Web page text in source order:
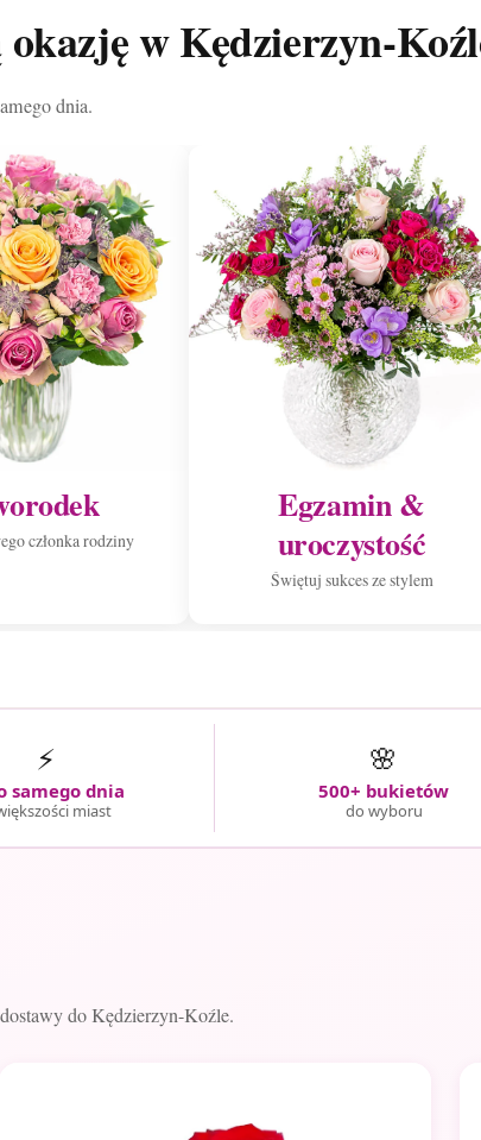
w Kędzierzyn-
dnia.
członka rodziny
Egzamin &
uroczystość
Świętuj sukces ze stylem
⚡
samego dnia
miast
🌸
500+ bukietów
do wyboru
do Kędzierzyn-Koźle.